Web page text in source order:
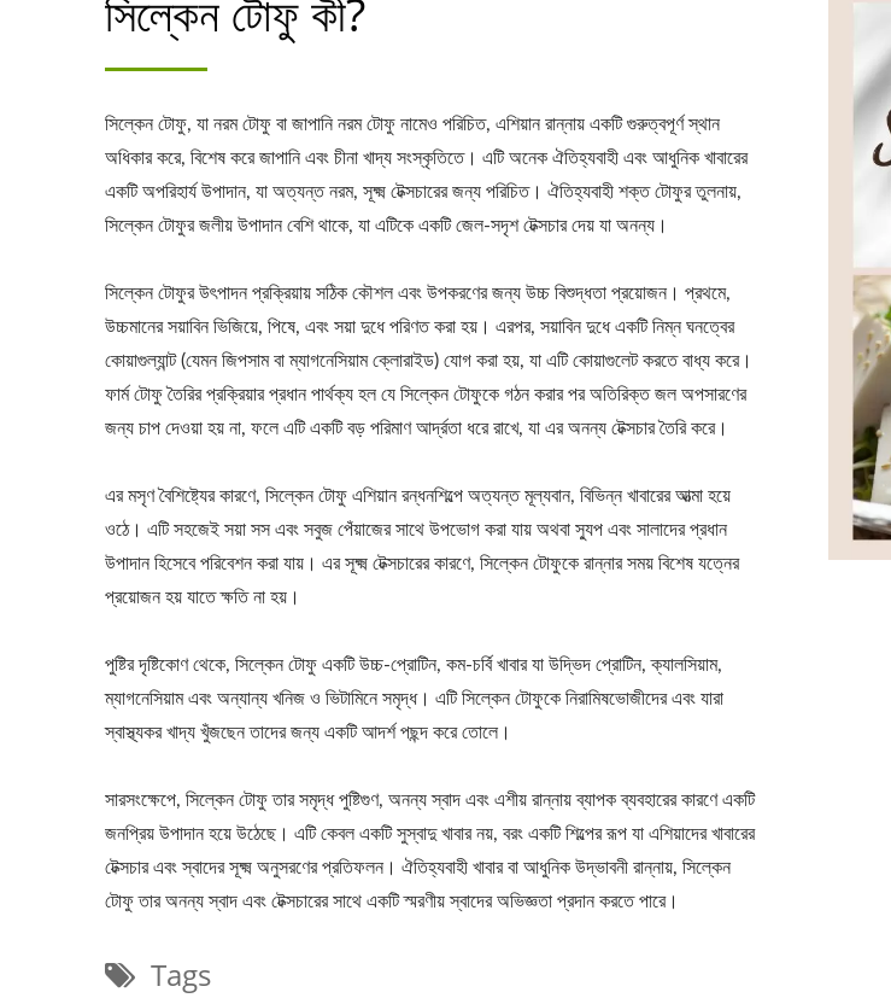
সিল্কেন টোফু কী?
সিল্কেন টোফু, যা নরম টোফু বা জাপানি নরম টোফু নামেও পরিচিত, এশিয়ান রান্নায় একটি গুরুত্বপূর্ণ স্থান
অধিকার করে, বিশেষ করে জাপানি এবং চীনা খাদ্য সংস্কৃতিতে। এটি অনেক ঐতিহ্যবাহী এবং আধুনিক খাবারের
একটি অপরিহার্য উপাদান, যা অত্যন্ত নরম, সূক্ষ্ম টেক্সচারের জন্য পরিচিত। ঐতিহ্যবাহী শক্ত টোফুর তুলনায়,
সিল্কেন টোফুর জলীয় উপাদান বেশি থাকে, যা এটিকে একটি জেল-সদৃশ টেক্সচার দেয় যা অনন্য।
সিল্কেন টোফুর উৎপাদন প্রক্রিয়ায় সঠিক কৌশল এবং উপকরণের জন্য উচ্চ বিশুদ্ধতা প্রয়োজন। প্রথমে,
উচ্চমানের সয়াবিন ভিজিয়ে, পিষে, এবং সয়া দুধে পরিণত করা হয়। এরপর, সয়াবিন দুধে একটি নিম্ন ঘনত্বের
কোয়াগুল্যান্ট (যেমন জিপসাম বা ম্যাগনেসিয়াম ক্লোরাইড) যোগ করা হয়, যা এটি কোয়াগুলেট করতে বাধ্য করে।
ফার্ম টোফু তৈরির প্রক্রিয়ার প্রধান পার্থক্য হল যে সিল্কেন টোফুকে গঠন করার পর অতিরিক্ত জল অপসারণের
জন্য চাপ দেওয়া হয় না, ফলে এটি একটি বড় পরিমাণ আর্দ্রতা ধরে রাখে, যা এর অনন্য টেক্সচার তৈরি করে।
এর মসৃণ বৈশিষ্ট্যের কারণে, সিল্কেন টোফু এশিয়ান রন্ধনশিল্পে অত্যন্ত মূল্যবান, বিভিন্ন খাবারের আত্মা হয়ে
ওঠে। এটি সহজেই সয়া সস এবং সবুজ পেঁয়াজের সাথে উপভোগ করা যায় অথবা স্যুপ এবং সালাদের প্রধান
উপাদান হিসেবে পরিবেশন করা যায়। এর সূক্ষ্ম টেক্সচারের কারণে, সিল্কেন টোফুকে রান্নার সময় বিশেষ যত্নের
প্রয়োজন হয় যাতে ক্ষতি না হয়।
পুষ্টির দৃষ্টিকোণ থেকে, সিল্কেন টোফু একটি উচ্চ-প্রোটিন, কম-চর্বি খাবার যা উদ্ভিদ প্রোটিন, ক্যালসিয়াম,
ম্যাগনেসিয়াম এবং অন্যান্য খনিজ ও ভিটামিনে সমৃদ্ধ। এটি সিল্কেন টোফুকে নিরামিষভোজীদের এবং যারা
স্বাস্থ্যকর খাদ্য খুঁজছেন তাদের জন্য একটি আদর্শ পছন্দ করে তোলে।
সারসংক্ষেপে, সিল্কেন টোফু তার সমৃদ্ধ পুষ্টিগুণ, অনন্য স্বাদ এবং এশীয় রান্নায় ব্যাপক ব্যবহারের কারণে একটি
জনপ্রিয় উপাদান হয়ে উঠেছে। এটি কেবল একটি সুস্বাদু খাবার নয়, বরং একটি শিল্পের রূপ যা এশিয়াদের খাবারের
টেক্সচার এবং স্বাদের সূক্ষ্ম অনুসরণের প্রতিফলন। ঐতিহ্যবাহী খাবার বা আধুনিক উদ্ভাবনী রান্নায়, সিল্কেন
টোফু তার অনন্য স্বাদ এবং টেক্সচারের সাথে একটি স্মরণীয় স্বাদের অভিজ্ঞতা প্রদান করতে পারে।
Tags